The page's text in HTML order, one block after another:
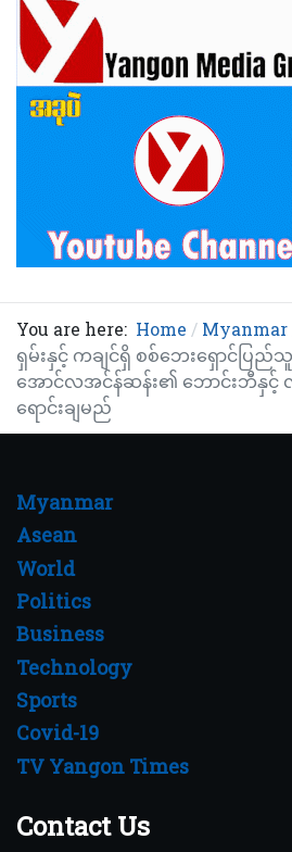
You are here: Home
Myanmar
ရှမ်းနှင့် ကချင်ရှိ စစ်ဘေးရှောင်ပြ
အောင်လအင်န်ဆန်း၏ ဘောင်းဘီ
ရောင်းချမည်
Myanmar
Asean
World
Politics
Business
Technology
Sports
Covid-19
TV Yangon Times
Contact Us